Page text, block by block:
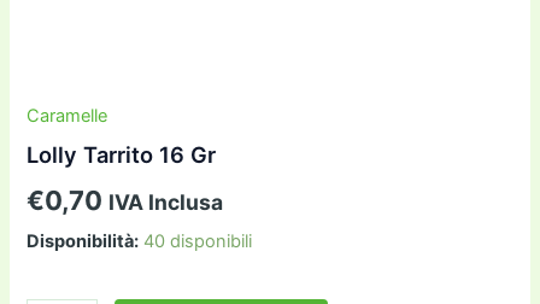
Caramelle
Lolly Tarrito 16 Gr
€0,70 IVA Inclusa
Disponibilità: 40 disponibili